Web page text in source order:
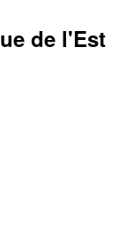
de l'Est